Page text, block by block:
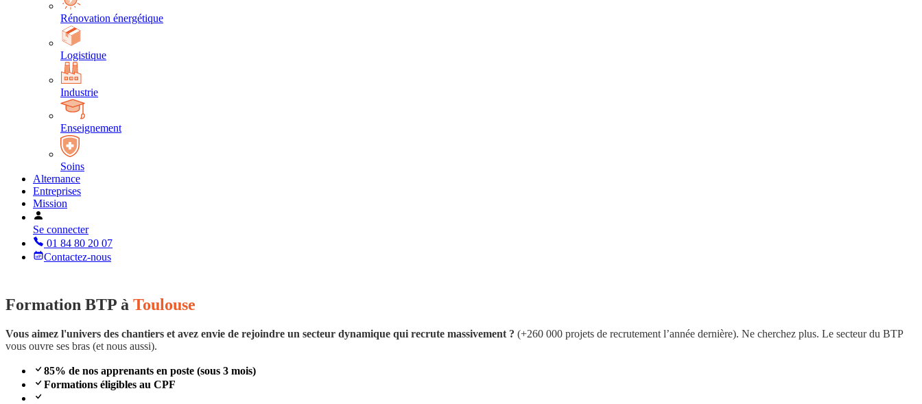
Rénovation énergétique
Logistique
Industrie
Enseignement
Soins
Alternance
Entreprises
Mission
Se connecter
01 84 80 20 07
Contactez-nous
Formation BTP à Toulouse
Vous aimez l'univers des chantiers et avez envie de rejoindre un secteur dynamique qui recrute massivement ? (+260 000 projets de recrutement l’année dernière). Ne cherchez plus. Le secteur du BTP
vous ouvre ses bras (et nous aussi).
85% de nos apprenants en poste (sous 3 mois)
Formations éligibles au CPF